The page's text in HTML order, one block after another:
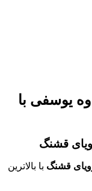
یوسفی با
قشنگ
قشنگبا بالاترین